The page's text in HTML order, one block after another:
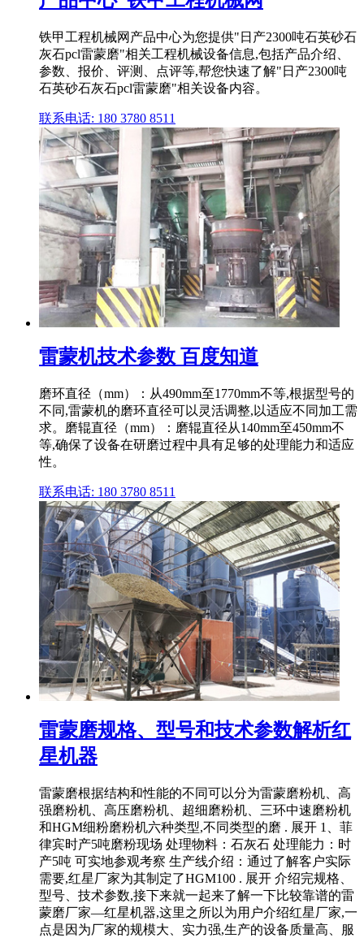
铁甲工程机械网产品中心为您提供"日产2300吨石英砂石
灰石pcl雷蒙磨"相关工程机械设备信息,包括产品介绍、
参数、报价、评测、点评等,帮您快速了解"日产2300吨
石英砂石灰石pcl雷蒙磨"相关设备内容。
联系电话: 180 3780 8511
雷蒙机技术参数 百度知道
磨环直径（mm）：从490mm至1770mm不等,根据型号的
不同,雷蒙机的磨环直径可以灵活调整,以适应不同加工需
求。磨辊直径（mm）：磨辊直径从140mm至450mm不
等,确保了设备在研磨过程中具有足够的处理能力和适应
性。
联系电话: 180 3780 8511
雷蒙磨规格、型号和技术参数解析红
星机器
雷蒙磨根据结构和性能的不同可以分为雷蒙磨粉机、高
强磨粉机、高压磨粉机、超细磨粉机、三环中速磨粉机
和HGM细粉磨粉机六种类型,不同类型的磨 . 展开 1、菲
律宾时产5吨磨粉现场 处理物料：石灰石 处理能力：时
产5吨 可实地参观考察 生产线介绍：通过了解客户实际
需要,红星厂家为其制定了HGM100 . 展开 介绍完规格、
型号、技术参数,接下来就一起来了解一下比较靠谱的雷
蒙磨厂家—红星机器,这里之所以为用户介绍红星厂家,一
点是因为厂家的规模大、实力强,生产的设备质量高、服